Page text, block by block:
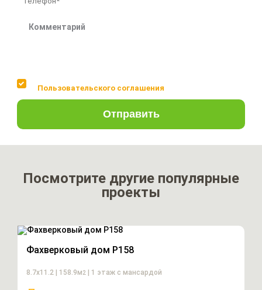
Пользовательского соглашения
Отправить
Посмотрите другие популярные
проекты
Фахверковый дом P158
8.7х11.2 | 158.9м2 | 1 этаж с мансардой